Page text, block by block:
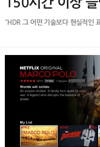
“HDR 그 어떤 기술보다 현실적인